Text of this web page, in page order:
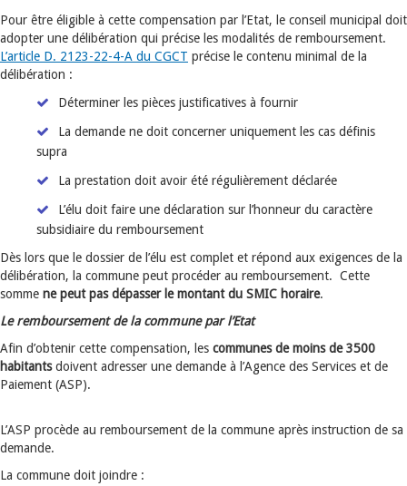
Pour être éligible à cette compensation par l’Etat, le conseil municipal doit
adopter une délibération qui précise les modalités de remboursement.
L’article D. 2123-22-4-A du CGCT précise le contenu minimal de la
délibération :
Déterminer les pièces justificatives à fournir
La demande ne doit concerner uniquement les cas définis
supra
La prestation doit avoir été régulièrement déclarée
L’élu doit faire une déclaration sur l’honneur du caractère
subsidiaire du remboursement
Dès lors que le dossier de l’élu est complet et répond aux exigences de la
délibération, la commune peut procéder au remboursement. Cette
somme ne peut pas dépasser le montant du SMIC horaire.
Le remboursement de la commune par l’Etat
Afin d’obtenir cette compensation, les communes de moins de 3500
habitantsdoivent adresser une demande à l’Agence des Services et de
Paiement (ASP).
L’ASP procède au remboursement de la commune après instruction de sa
demande.
La commune doit joindre :